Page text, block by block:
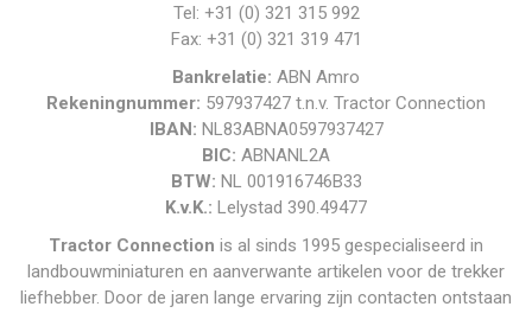
Tel: +31 (0) 321 315 992
Fax: +31 (0) 321 319 471
Bankrelatie: ABN Amro
Rekeningnummer: 597937427 t.n.v. Tractor Connection
IBAN: NL83ABNA0597937427
BIC: ABNANL2A
BTW: NL 001916746B33
K.v.K.: Lelystad 390.49477
Tractor Connection is al sinds 1995 gespecialiseerd in
landbouwminiaturen en aanverwante artikelen voor de trekker
liefhebber. Door de jaren lange ervaring zijn contacten ontstaan